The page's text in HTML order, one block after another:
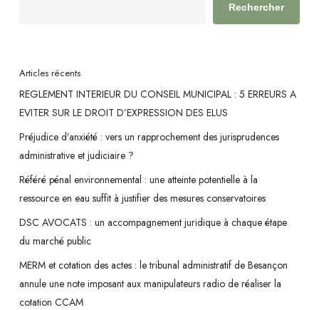
Rechercher
Articles récents
REGLEMENT INTERIEUR DU CONSEIL MUNICIPAL : 5 ERREURS A
EVITER SUR LE DROIT D’EXPRESSION DES ELUS
Préjudice d’anxiété : vers un rapprochement des jurisprudences
administrative et judiciaire ?
Référé pénal environnemental : une atteinte potentielle à la
ressource en eau suffit à justifier des mesures conservatoires
DSC AVOCATS : un accompagnement juridique à chaque étape
du marché public
MERM et cotation des actes : le tribunal administratif de Besançon
annule une note imposant aux manipulateurs radio de réaliser la
cotation CCAM